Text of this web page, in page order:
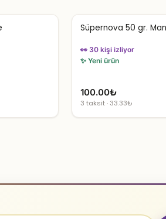
Süpernova 50 gr.
👀 30 kişi izliyor
✨ Yeni ürün
100.00₺
3 taksit · 33.33₺